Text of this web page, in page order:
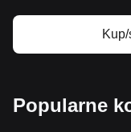
Popularne